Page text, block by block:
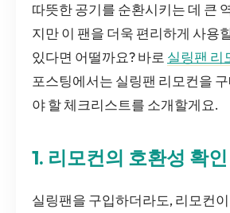
따뜻한 공기를 순환시키는 데 큰
지만 이 팬을 더욱 편리하게 사용
있다면 어떨까요? 바로 실링팬 리
포스팅에서는 실링팬 리모컨을
야 할 체크리스트를 소개할게요.
1. 리모컨의 호환성 확인
실링팬을 구입하더라도, 리모컨